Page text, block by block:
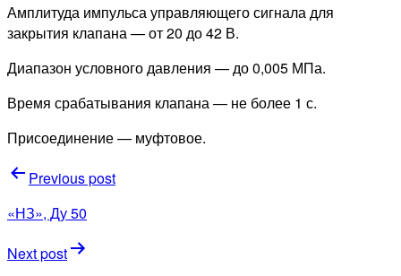
Амплитуда импульса управляющего сигнала для
закрытия клапана — от 20 до 42 В.
Диапазон условного давления — до 0,005 МПа.
Время срабатывания клапана — не более 1 с.
Присоединение — муфтовое.
Навигация
по
записям
Previous post
«НЗ», Ду 50
Next post